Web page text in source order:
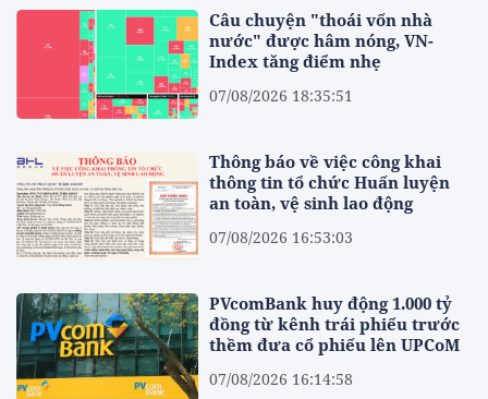
Câu chuyện "thoái vốn nhà
nước" được hâm nóng, VN-
Index tăng điểm nhẹ
07/08/2026 18:35:51
Thông báo về việc công khai
thông tin tổ chức Huấn luyện
an toàn, vệ sinh lao động
07/08/2026 16:53:03
PVcomBank huy động 1.000 tỷ
đồng từ kênh trái phiếu trước
thềm đưa cổ phiếu lên UPCoM
07/08/2026 16:14:58